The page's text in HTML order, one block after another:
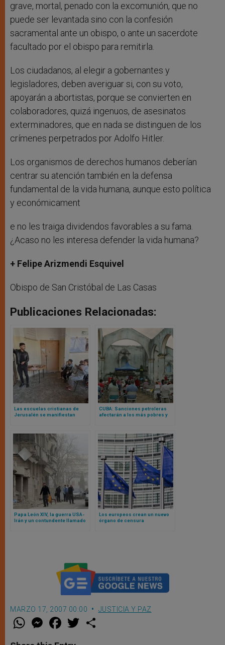
grave, mortal, penado con la excomunión, que no
puede ser levantada sino con la confesión
sacramental ante un obispo, o ante un sacerdote
facultado por el obispo para remitirla.
Los ciudadanos, al elegir a gobernantes y
legisladores, deben averiguar si, con su voto,
apoyarán a abortistas, porque se convierten en
colaboradores, quizá ingenuos, de asesinatos
exterminadores, que en nada se distinguen de los
crímenes perpetrados por Adolfo Hitler.
Los organismos de derechos humanos deberían
centrar su atención también en la defensa
fundamental de la vida humana, aunque esto política
y económicament
e no les traiga dividendos favorables a su fama.
¿Acaso no les interesa defender la vida humana?
+ Felipe Arizmendi Esquivel
Obispo de San Cristóbal de Las Casas
Publicaciones Relacionadas:
Las escuelas cristianas de
Jerusalén se manifiestan
palestino
CUBA: Sanciones petroleras
afectarán a los más pobres y
Papa León XIV, la guerra USA-
Irán y un contundente llamado
Los europeos crean un nuevo
órgano de censura
MARZO 17, 2007 00:00 JUSTICIA Y PAZ
W
t
M
e
s
F
a
e
w